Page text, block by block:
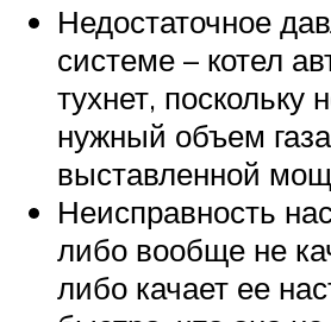
Недостаточное
системе – котел
тухнет, поскольку
нужный объем
выставленной
Неисправность
либо вообще не
либо качает ее